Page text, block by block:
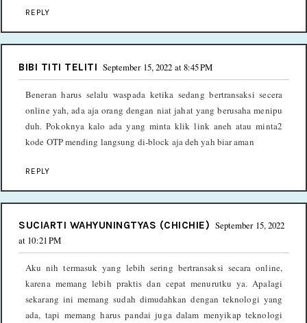
REPLY
BIBI TITI TELITI September 15, 2022 at 8:45 PM
Beneran harus selalu waspada ketika sedang bertransaksi secera
online yah, ada aja orang dengan niat jahat yang berusaha menipu
duh. Pokoknya kalo ada yang minta klik link aneh atau minta2
kode OTP mending langsung di-block aja deh yah biar aman
REPLY
SUCIARTI WAHYUNINGTYAS (CHICHIE) September 15, 2022
at 10:21 PM
Aku nih termasuk yang lebih sering bertransaksi secara online,
karena memang lebih praktis dan cepat menurutku ya. Apalagi
sekarang ini memang sudah dimudahkan dengan teknologi yang
ada, tapi memang harus pandai juga dalam menyikap teknologi